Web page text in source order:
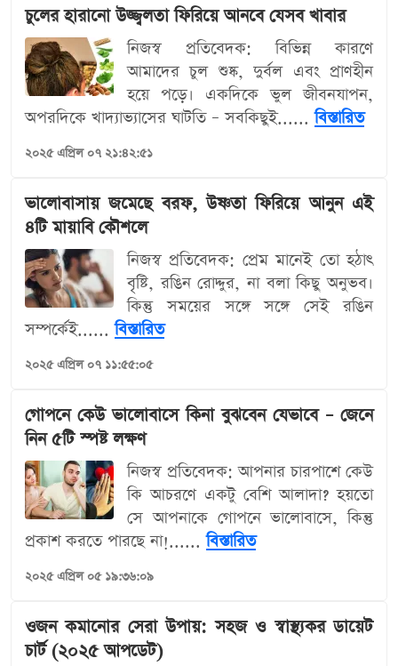
চুলের হারানো উজ্জ্বলতা ফিরিয়ে আনবে যেসব খাবার
নিজস্ব প্রতিবেদক: বিভিন্ন কারণে
আমাদের চুল শুষ্ক, দুর্বল এবং প্রাণহীন
হয়ে পড়ে। একদিকে ভুল জীবনযাপন,
অপরদিকে খাদ্যাভ্যাসের ঘাটতি – সবকিছুই......বিস্তারিত
২০২৫ এপ্রিল ০৭ ২১:৪২:৫১
ভালোবাসায় জমেছে বরফ, উষ্ণতা ফিরিয়ে আনুন এই
৪টি মায়াবি কৌশলে
নিজস্ব প্রতিবেদক: প্রেম মানেই তো হঠাৎ
বৃষ্টি, রঙিন রোদ্দুর, না বলা কিছু অনুভব।
কিন্তু সময়ের সঙ্গে সঙ্গে সেই রঙিন
সম্পর্কেই......বিস্তারিত
২০২৫ এপ্রিল ০৭ ১১:৫৫:০৫
গোপনে কেউ ভালোবাসে কিনা বুঝবেন যেভাবে – জেনে
নিন ৫টি স্পষ্ট লক্ষণ
নিজস্ব প্রতিবেদক: আপনার চারপাশে কেউ
কি আচরণে একটু বেশি আলাদা? হয়তো
সে আপনাকে গোপনে ভালোবাসে, কিন্তু
প্রকাশ করতে পারছে না!......বিস্তারিত
২০২৫ এপ্রিল ০৫ ১৯:৩৬:০৯
ওজন কমানোর সেরা উপায়: সহজ ও স্বাস্থ্যকর ডায়েট
চার্ট (২০২৫ আপডেট)